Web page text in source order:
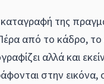
της
από το κάδρο, το
αλλά και
στην